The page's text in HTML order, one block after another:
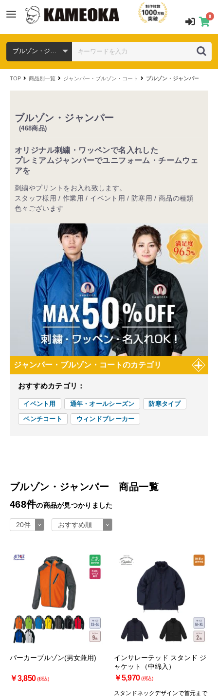
0
TOP 商品別一覧 ジャンパー・ブルゾン・コート ブルゾン・ジャンパー
ブルゾン・ジャンパー
(468商品)
オリジナル刺繍・ワッペンで名入れした
プレミアムジャンバーでユニフォーム・チームウェ
アを
刺繍やプリントをお入れ致します。
スタッフ様用 / 作業用 / イベント用 / 防寒用 / 商品の種類
色々ございます
ジャンパー・ブルゾン・コートのカテゴリ
おすすめカテゴリ：
イベント用 通年・オールシーズン 防寒タイプ
ベンチコート ウィンドブレーカー
ブルゾン・ジャンパー 商品一覧
468件の商品が見つかりました
パーカーブルゾン(男女兼用)
￥3,850(税込)
インサレーテッド スタンド ジ
ャケット（中綿入）
￥5,970(税込)
スタンドネックデザインで首元まで